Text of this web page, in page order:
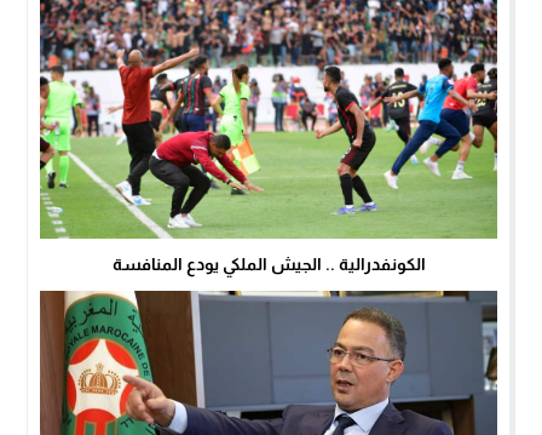
الكونفدرالية .. الجيش الملكي يودع المنافسة